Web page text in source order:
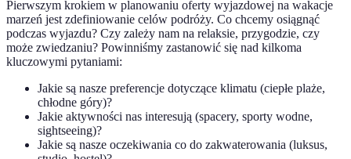
Pierwszym krokiem w planowaniu oferty wyjazdowej na wakacje
marzeń jest zdefiniowanie celów podróży. Co chcemy osiągnąć
podczas wyjazdu? Czy zależy nam na relaksie, przygodzie, czy
może zwiedzaniu? Powinniśmy zastanowić się nad kilkoma
kluczowymi pytaniami:
Jakie są nasze preferencje dotyczące klimatu (ciepłe plaże,
chłodne góry)?
Jakie aktywności nas interesują (spacery, sporty wodne,
sightseeing)?
Jakie są nasze oczekiwania co do zakwaterowania (luksus,